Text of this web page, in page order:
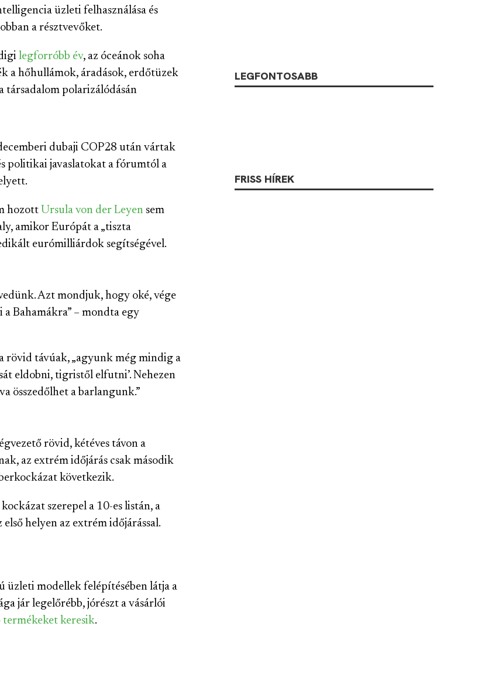
üzleti felhasználása és
a résztvevőket.
legforróbb év, az óceánok soha
a hőhullámok, áradások, erdőtüzek
társadalom polarizálódásán
dubaji COP28 után vártak
politikai javaslatokat a fórumtól a
hozott Ursula von der Leyen sem
amikor Európát a „tiszta
eurómilliárdok segítségével.
Azt mondjuk, hogy oké, vége
Bahamákra” – mondta egy
rövid távúak, „agyunk még mindig a
eldobni, tigristől elfutni’. Nehezen
összedőlhet a barlangunk.”
rövid, kétéves távon a
az extrém időjárás csak második
következik.
szerepel a 10-es listán, a
helyen az extrém időjárással.
üzleti modellek felépítésében látja a
jár legelőrébb, jórészt a vásárlói
termékeket keresik.
LEGFONTOSABB
FRISS HÍREK